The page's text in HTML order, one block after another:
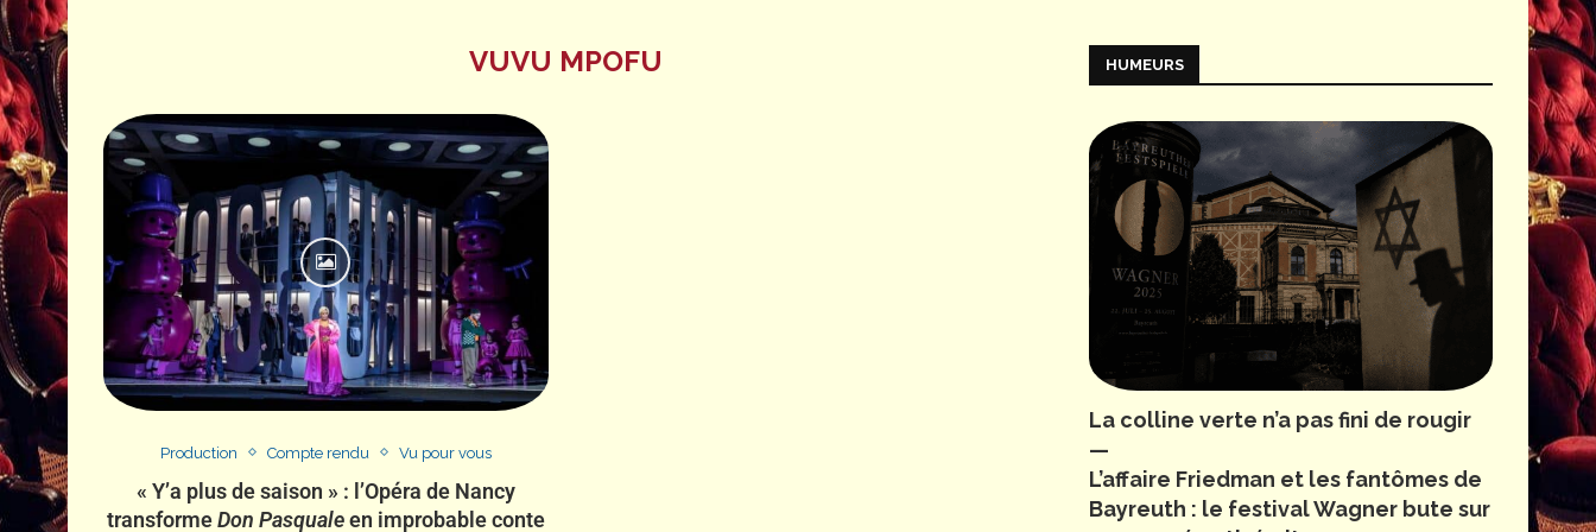
VUVU MPOFU
Production Compte rendu Vu pour vous
« Y’a plus de saison » : l’Opéra de Nancy
transformeDon Pasqualeen improbable conte
HUMEURS
La colline verte n’a pas fini de rougir
—
L’affaire Friedman et les fantômes de
Bayreuth : le festival Wagner bute sur